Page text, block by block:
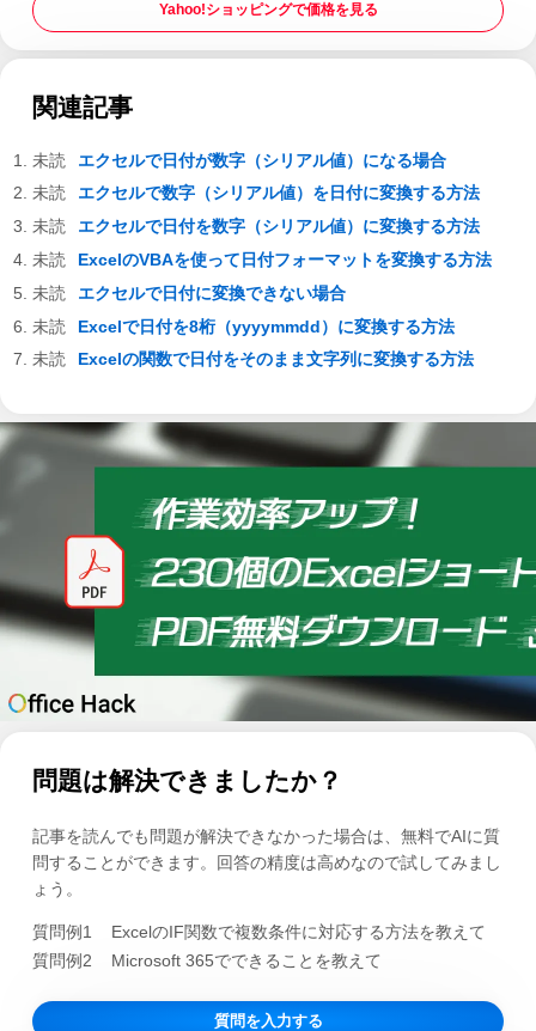
Yahoo!ショッピングで価格を見る
関連記事
エクセルで日付が数字（シリアル値）になる場合
エクセルで数字（シリアル値）を日付に変換する方法
エクセルで日付を数字（シリアル値）に変換する方法
ExcelのVBAを使って日付フォーマットを変換する方法
エクセルで日付に変換できない場合
Excelで日付を8桁（yyyymmdd）に変換する方法
Excelの関数で日付をそのまま文字列に変換する方法
問題は解決できましたか？
記事を読んでも問題が解決できなかった場合は、無料でAIに質
問することができます。回答の精度は高めなので試してみまし
ょう。
質問例1
ExcelのIF関数で複数条件に対応する方法を教えて
質問例2
Microsoft 365でできることを教えて
質問を入力する